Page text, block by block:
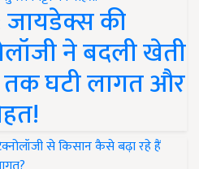
जायडेक्स की
ने बदली खेती
तक घटी लागत और